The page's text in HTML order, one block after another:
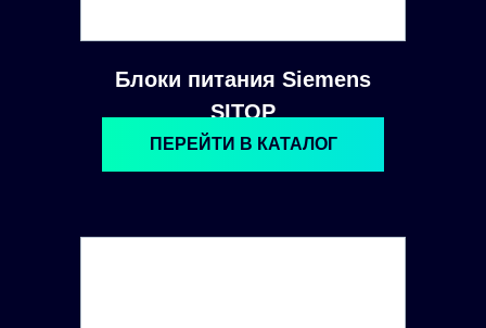
Блоки питания Siemens
SITOP
ПЕРЕЙТИ В КАТАЛОГ